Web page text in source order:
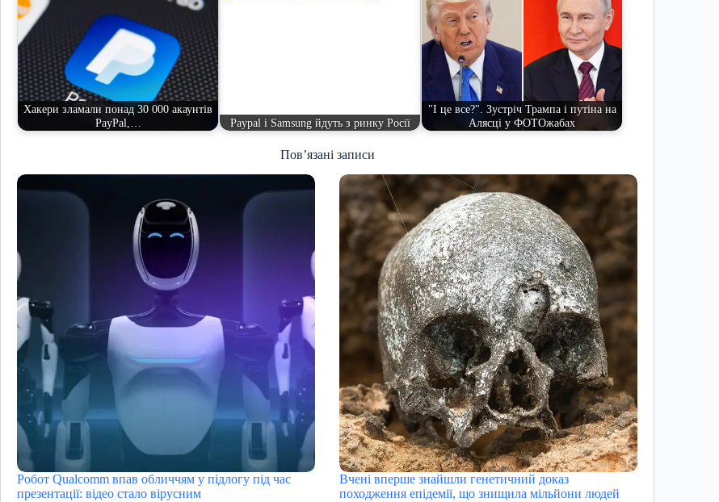
Хакери зламали понад 30 000 акаунтів
PayPal,…
Paypal і Samsung йдуть з ринку Росії
"І це все?". Зустріч Трампа і путіна на
Алясці у ФОТОжабах
Пов’язані записи
Робот Qualcomm впав обличчям у підлогу під час
презентації: відео стало вірусним
Вчені вперше знайшли генетичний доказ
походження епідемії, що знищила мільйони людей